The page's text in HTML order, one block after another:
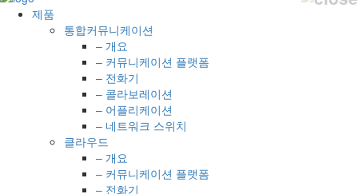
제품
통합커뮤니케이션
– 개요
– 커뮤니케이션 플랫폼
– 전화기
– 콜라보레이션
– 어플리케이션
– 네트워크 스위치
클라우드
– 개요
– 커뮤니케이션 플랫폼
– 전화기